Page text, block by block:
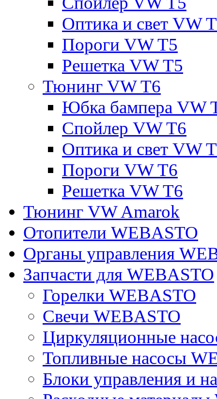
Оптика и свет VW
Пороги VW T5
Решетка VW T5
Тюнинг VW T6
Юбка бампера VW
Спойлер VW T6
Оптика и свет VW
Пороги VW T6
Решетка VW T6
Тюнинг VW Amarok
Отопители WEBASTO
Органы управления
Запчасти для WEBASTO
Горелки WEBASTO
Свечи WEBASTO
Циркуляционные
Топливные насосы
Блоки управления и